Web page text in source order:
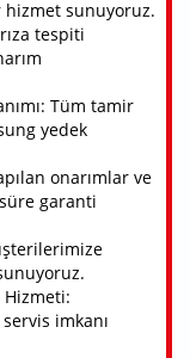
sunuyoruz.
tespiti
Tüm tamir
yedek
onarımlar ve
garanti
Hizmeti:
imkanı